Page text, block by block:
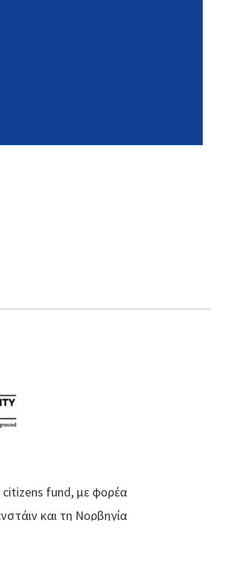
citizens fund, με φορέα
και τη Νορβηγία